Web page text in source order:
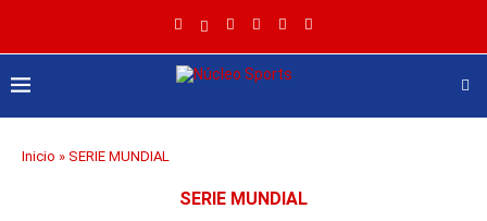
Inicio » SERIE MUNDIAL
SERIE MUNDIAL